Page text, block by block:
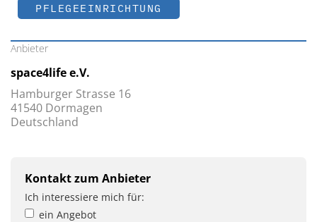
PFLEGEEINRICHTUNG
Anbieter
space4life e.V.
Hamburger Strasse 16
41540 Dormagen
Deutschland
Kontakt zum Anbieter
Ich interessiere mich für:
ein Angebot